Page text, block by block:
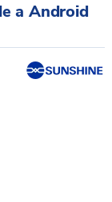
a Android